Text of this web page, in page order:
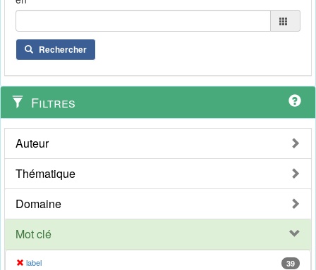
Rechercher
Filtres
Auteur
Thématique
Domaine
Mot clé
label 39